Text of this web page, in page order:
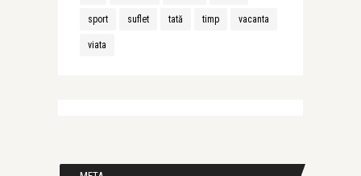
sport suflet tată timp vacanta
viata